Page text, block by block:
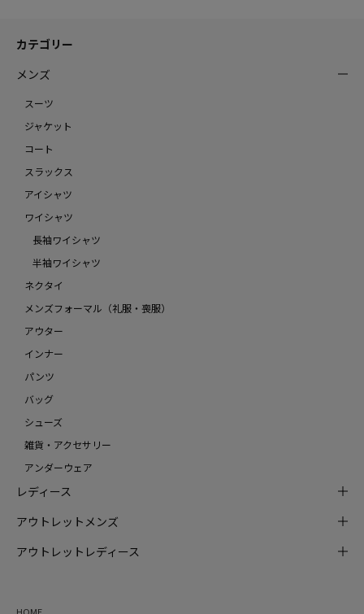
カテゴリー
メンズ
スーツ
ジャケット
コート
スラックス
アイシャツ
ワイシャツ
長袖ワイシャツ
半袖ワイシャツ
ネクタイ
メンズフォーマル（礼服・喪服）
アウター
インナー
パンツ
バッグ
シューズ
雑貨・アクセサリー
アンダーウェア
レディース
アウトレットメンズ
アウトレットレディース